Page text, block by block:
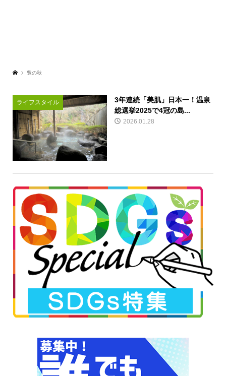
豊の秋
ライフスタイル
3年連続「美肌」日本一！温泉
総選挙2025で4冠の島...
2026.01.28